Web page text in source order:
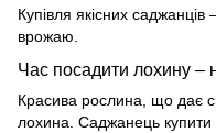
Купівля якісних
врожаю.
Час посадити лохину –
Красива рослина, що дає
лохина. Саджанець купити